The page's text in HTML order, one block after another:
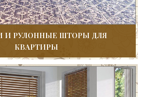
И РУЛОННЫЕ ШТОРЫ ДЛЯ
КВАРТИРЫ